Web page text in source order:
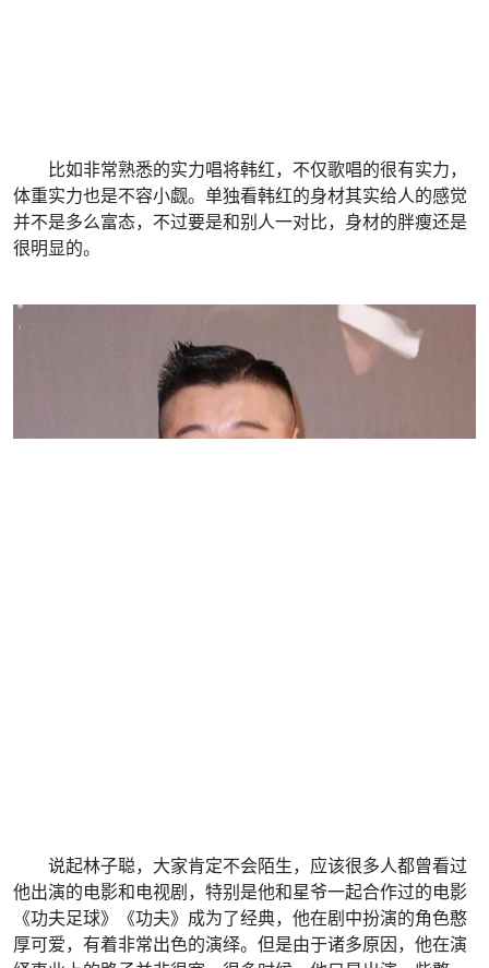
比如非常熟悉的实力唱将韩红，不仅歌唱的很有实力，
体重实力也是不容小觑。单独看韩红的身材其实给人的感觉
并不是多么富态，不过要是和别人一对比，身材的胖瘦还是
很明显的。
说起林子聪，大家肯定不会陌生，应该很多人都曾看过
他出演的电影和电视剧，特别是他和星爷一起合作过的电影
《功夫足球》《功夫》成为了经典，他在剧中扮演的角色憨
厚可爱，有着非常出色的演绎。但是由于诸多原因，他在演